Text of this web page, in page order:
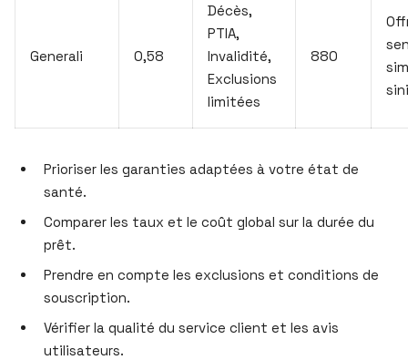
Generali 0,58
Décès,
PTIA,
Invalidité,
Exclusions
limitées
880
Prioriser les garanties adaptées à votre état de
santé.
Comparer les taux et le coût global sur la durée du
prêt.
Prendre en compte les exclusions et conditions de
souscription.
Vérifier la qualité du service client et les avis
utilisateurs.